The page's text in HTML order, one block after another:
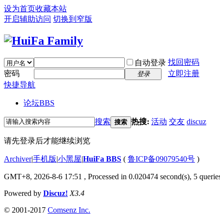
设为首页收藏本站
开启辅助访问 切换到窄版
自动登录 找回密码
密码
登录
立即注册
快捷导航
论坛BBS
搜索 搜索 热搜: 活动 交友 discuz
请先登录后才能继续浏览
Archiver|手机版|小黑屋|HuiFa BBS ( 鲁ICP备09079540号 )
GMT+8, 2026-8-6 17:51 , Processed in 0.020474 second(s), 5
Powered by Discuz! X3.4
© 2001-2017 Comsenz Inc.